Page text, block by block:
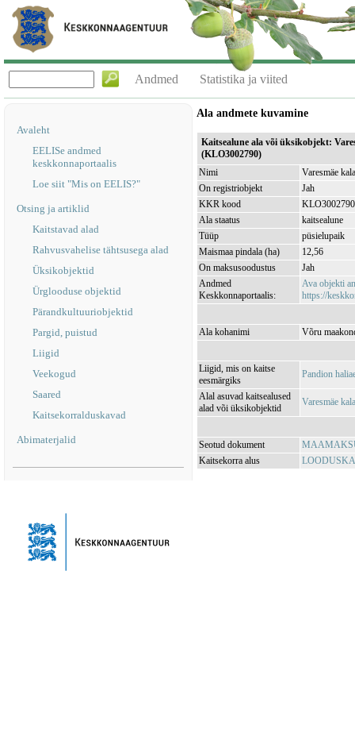
Andmed Statistika ja viited
Avaleht
EELISe andmed
keskkonnaportaalis
Loe siit "Mis on EELIS?"
Otsing ja artiklid
Kaitstavad alad
Rahvusvahelise tähtsusega alad
Üksikobjektid
Ürglooduse objektid
Pärandkultuuriobjektid
Pargid, puistud
Liigid
Veekogud
Saared
Kaitsekorralduskavad
Abimaterjalid
Ala andmete kuvamine
Kaitsealune ala või üksikobjekt:
(KLO3002790)
Nimi
Varesmäe
On registriobjekt
Jah
KKR kood
KLO3002790
Ala staatus
kaitsealune
Tüüp
püsielupaik
Maismaa pindala (ha)
12,56
On maksusoodustus
Jah
Andmed
Keskkonnaportaalis:
Ava objekti
https://
Ala kohanimi Võru
Liigid, mis on kaitse
eesmärgiks
Pandion
Alal asuvad kaitsealused
alad või üksikobjektid
Varesmäe
Seotud dokument
Kaitsekorra alus